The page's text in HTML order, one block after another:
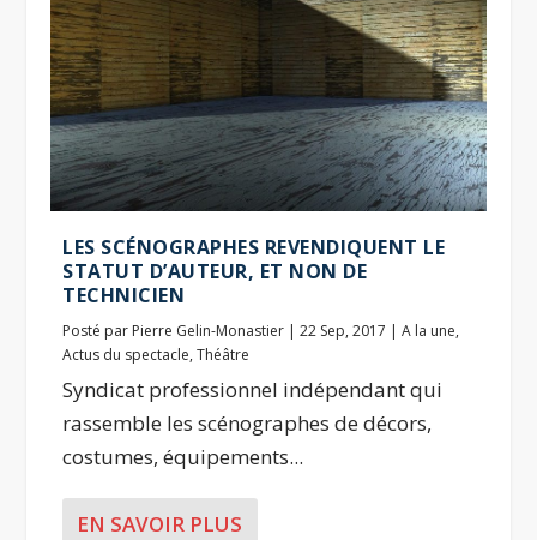
LES SCÉNOGRAPHES REVENDIQUENT LE
STATUT D’AUTEUR, ET NON DE
TECHNICIEN
Posté par Pierre Gelin-Monastier |22 Sep, 2017 |A la une,
Actus du spectacle,Théâtre
Syndicat professionnel indépendant qui
rassemble les scénographes de décors,
costumes, équipements...
EN SAVOIR PLUS